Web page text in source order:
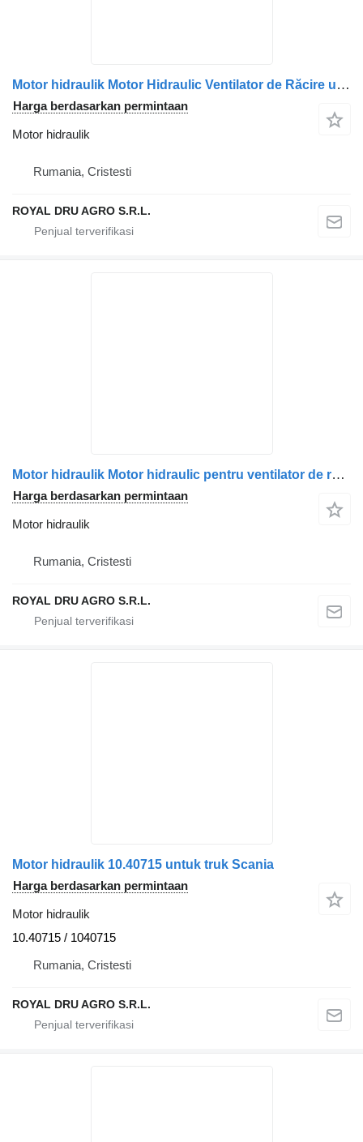
Motor hidraulik Motor Hidraulic Ventilator de Răcire untuk truk Scania 1853889, 2032381, 2196418
Harga berdasarkan permintaan
Motor hidraulik
Rumania, Cristesti
ROYAL DRU AGRO S.R.L.
Motor hidraulik Motor hidraulic pentru ventilator de răcire untuk truk Scania 470937 1764450 17
Harga berdasarkan permintaan
Motor hidraulik
Rumania, Cristesti
ROYAL DRU AGRO S.R.L.
Motor hidraulik 10.40715 untuk truk Scania
Harga berdasarkan permintaan
Motor hidraulik
10.40715 / 1040715
Rumania, Cristesti
ROYAL DRU AGRO S.R.L.